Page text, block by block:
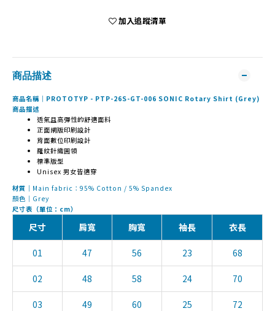
加入追蹤清單
商品描述
商品名稱｜PROTOTYP - PTP-26S-GT-006 SONIC Rotary Shirt (Grey)
商品描述
透氣且高彈性的舒適面料
正面網版印刷設計
背面數位印刷設計
羅紋針織圓領
標準版型
Unisex 男女皆適穿
材質｜ Main fabric：95% Cotton / 5% Spandex
顏色｜Grey
尺寸表（單位：cm）
尺寸 肩寬 胸寬 袖長 衣長
01 47 56 23 68
02 48 58 24 70
03 49 60 25 72